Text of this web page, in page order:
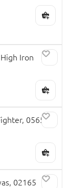
Iron
05658
02165